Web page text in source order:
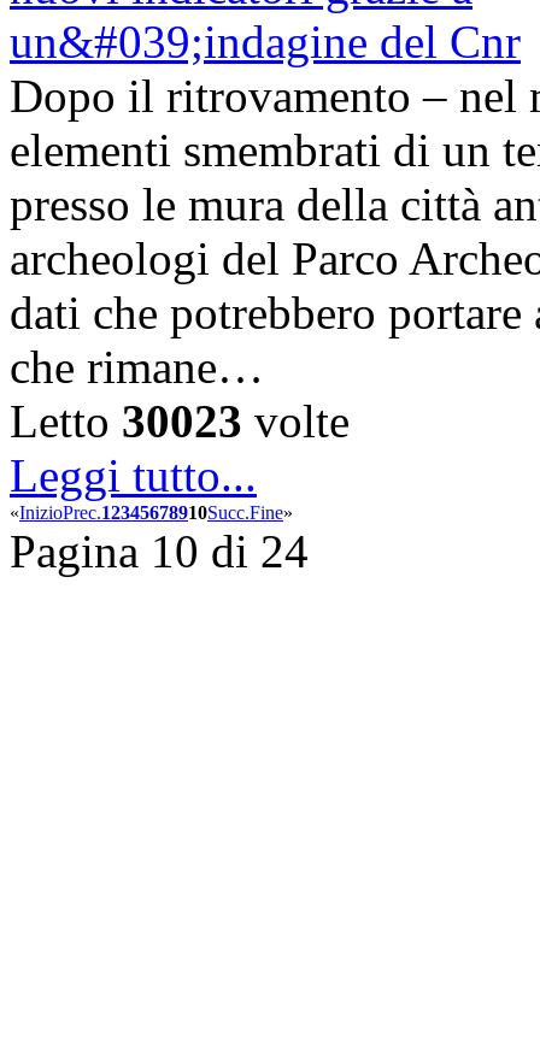
Dopo il ritrovamento – nel
elementi smembrati di un
presso le mura della città
archeologi del Parco
dati che potrebbero
che rimane…
Letto 30023 volte
Leggi tutto...
«InizioPrec.12345678910Succ.Fine»
Pagina 10 di 24